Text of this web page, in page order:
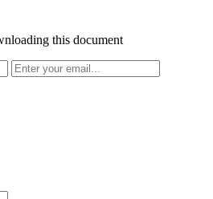
this document